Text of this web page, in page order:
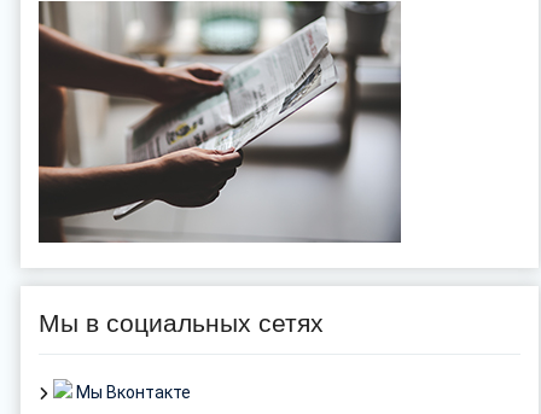
Мы в социальных сетях
Мы Вконтакте